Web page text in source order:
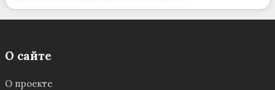
О сайте
О проекте